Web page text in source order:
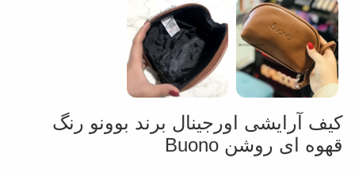
کیف آرایشی اورجینال برند بوونو رنگ
قهوه ای روشن Buono